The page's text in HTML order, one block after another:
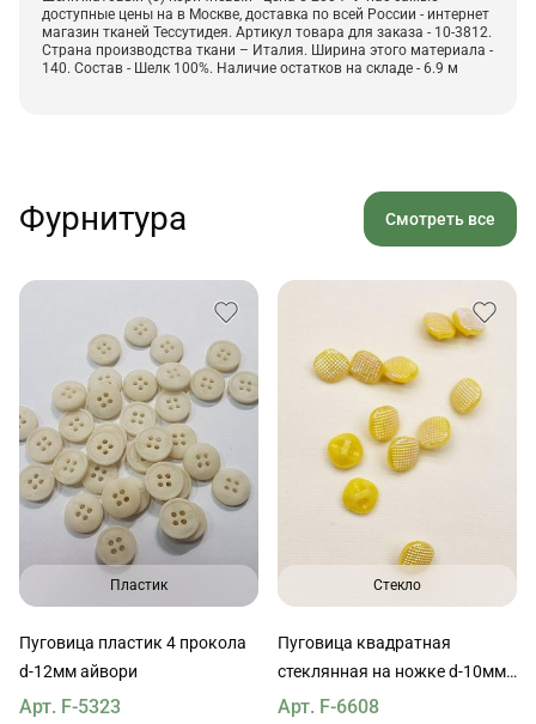
доступные цены на в Москве, доставка по всей России - интернет
магазин тканей Тессутидея. Артикул товара для заказа - 10-3812.
Страна производства ткани – Италия. Ширина этого материала -
140. Состав - Шелк 100%. Наличие остатков на складе - 6.9 м
Фурнитура Смотреть все
Пластик
Пуговица пластик 4 прокола
d-12мм айвори
Арт. F-5323
Стекло
Пуговица квадратная
стеклянная на ножке d-10мм
желтая с напылением
Арт. F-6608